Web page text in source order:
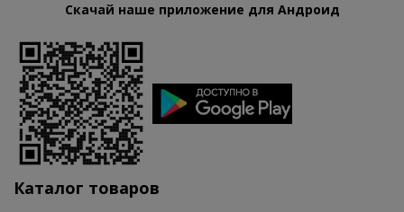
Скачай наше приложение для Андроид
Каталог товаров